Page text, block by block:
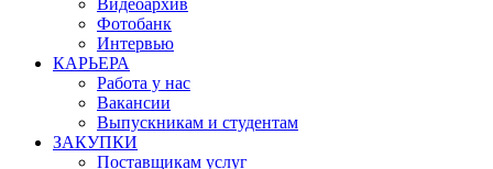
Фотобанк
Интервью
КАРЬЕРА
Работа у нас
Вакансии
Выпускникам и студентам
ЗАКУПКИ
Поставщикам услуг